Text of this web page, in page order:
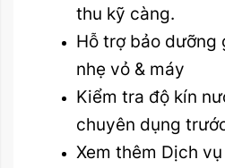
thu kỹ càng.
Hỗ trợ bảo dưỡng
nhẹ vỏ & máy
Kiểm tra độ kín
chuyên dụng
Xem thêm Dịch